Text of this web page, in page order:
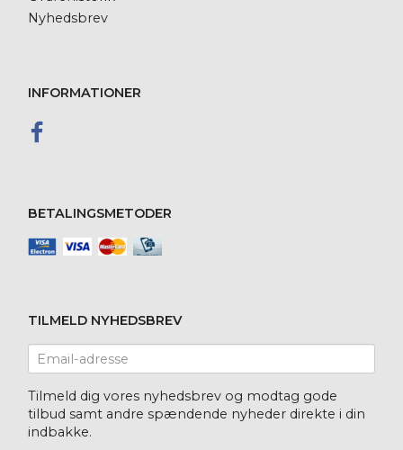
Nyhedsbrev
INFORMATIONER
BETALINGSMETODER
TILMELD NYHEDSBREV
Email-
adresse
Tilmeld dig vores nyhedsbrev og modtag gode
tilbud samt andre spændende nyheder direkte i din
indbakke.